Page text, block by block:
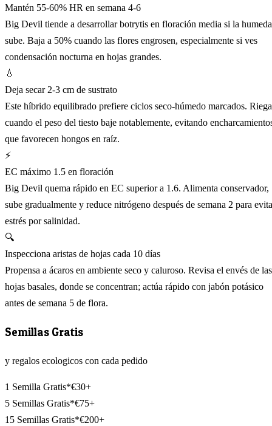
Mantén 55-60% HR en semana 4-6
Big Devil tiende a desarrollar botrytis en floración media si la
sube. Baja a 50% cuando las flores engrosen, especialmente si ves
condensación nocturna en hojas grandes.
💧
Deja secar 2-3 cm de sustrato
Este híbrido equilibrado prefiere ciclos seco-húmedo marcados. Riega
cuando el peso del tiesto baje notablemente, evitando
que favorecen hongos en raíz.
⚡
EC máximo 1.5 en floración
Big Devil quema rápido en EC superior a 1.6. Alimenta conservador,
sube gradualmente y reduce nitrógeno después de semana 2 para
estrés por salinidad.
🔍
Inspecciona aristas de hojas cada 10 días
Propensa a ácaros en ambiente seco y caluroso. Revisa el envés de las
hojas basales, donde se concentran; actúa rápido con jabón potásico
antes de semana 5 de flora.
Semillas Gratis
y regalos ecologicos con cada pedido
1 Semilla Gratis*€30+
5 Semillas Gratis*€75+
15 Semillas Gratis*€200+